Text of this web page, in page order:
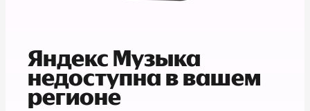
Яндекс Музыка
недоступна в вашем
регионе